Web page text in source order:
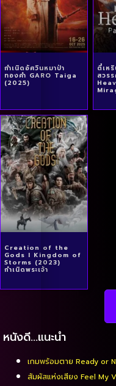
กำเนิดอัศวินหมาป่า
ทองคำ GARO Taiga
(2025)
ตี๋เห
สวร
Creation of the
Gods I Kingdom of
Storms (2023)
กําเนิดพระเจ้า
หนังดี…แนะนำ
เกมพร้อมตาย Ready or
สัมผัสแห่งเสียง Feel My